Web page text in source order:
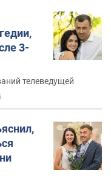
3-
телеведущей